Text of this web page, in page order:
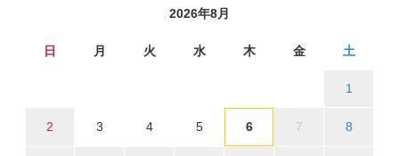
2026年8月
日 月 火 水 木 金 土
1
2 3 4 5 6 7 8